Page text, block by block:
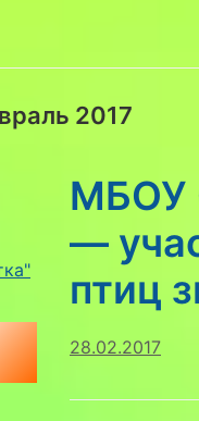
2017
МБОУ
—
птиц
28.02.2017